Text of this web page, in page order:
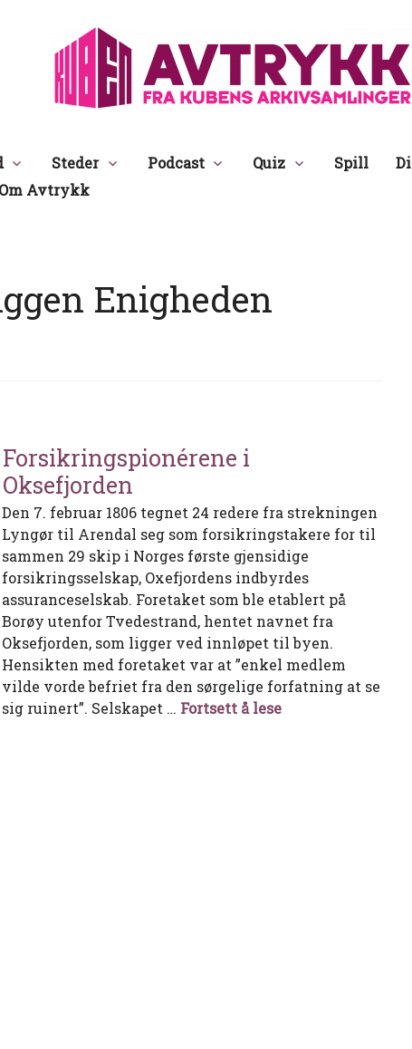
Avtrykk
Steder Podcast Quiz Spill
Om Avtrykk
Enigheden
Forsikringspionérene i
Oksefjorden
Den 7. februar 1806 tegnet 24 redere fra strekningen
Lyngør til Arendal seg som forsikringstakere for til
sammen 29 skip i Norges første gjensidige
forsikringsselskap, Oxefjordens indbyrdes
assuranceselskab. Foretaket som ble etablert på
Borøy utenfor Tvedestrand, hentet navnet fra
Oksefjorden, som ligger ved innløpet til byen.
Hensikten med foretaket var at ”enkel medlem
vilde vorde befriet fra den sørgelige forfatning at se
sig ruinert”. Selskapet … Fortsett å lese